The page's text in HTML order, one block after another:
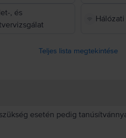
, és
Teljes lista megtekintése
esetén pedig